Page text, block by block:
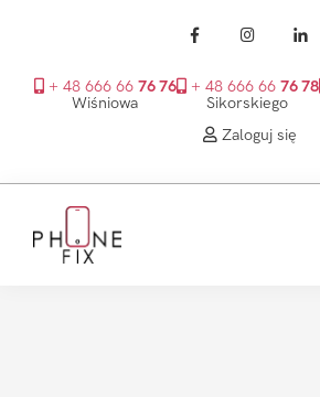
+ 48 666 66 76 76
Wiśniowa
+ 48 666 66 76 78
Sikorskiego
Zaloguj się
głównego